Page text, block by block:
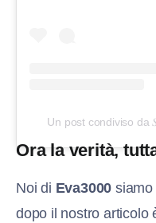
Un post condiviso da
Ora la verità,
Noi di Eva3000 siamo
dopo il nostro articolo